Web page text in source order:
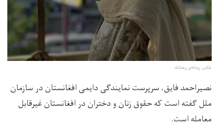
عکس: رسانه‌ی رخشانه.
نصیراحمد فایق، سرپرست نمایندگی دایمی افغانستان در سازمان
ملل گفته است که حقوق زنان و دختران در افغانستان غیرقابل
معامله است.